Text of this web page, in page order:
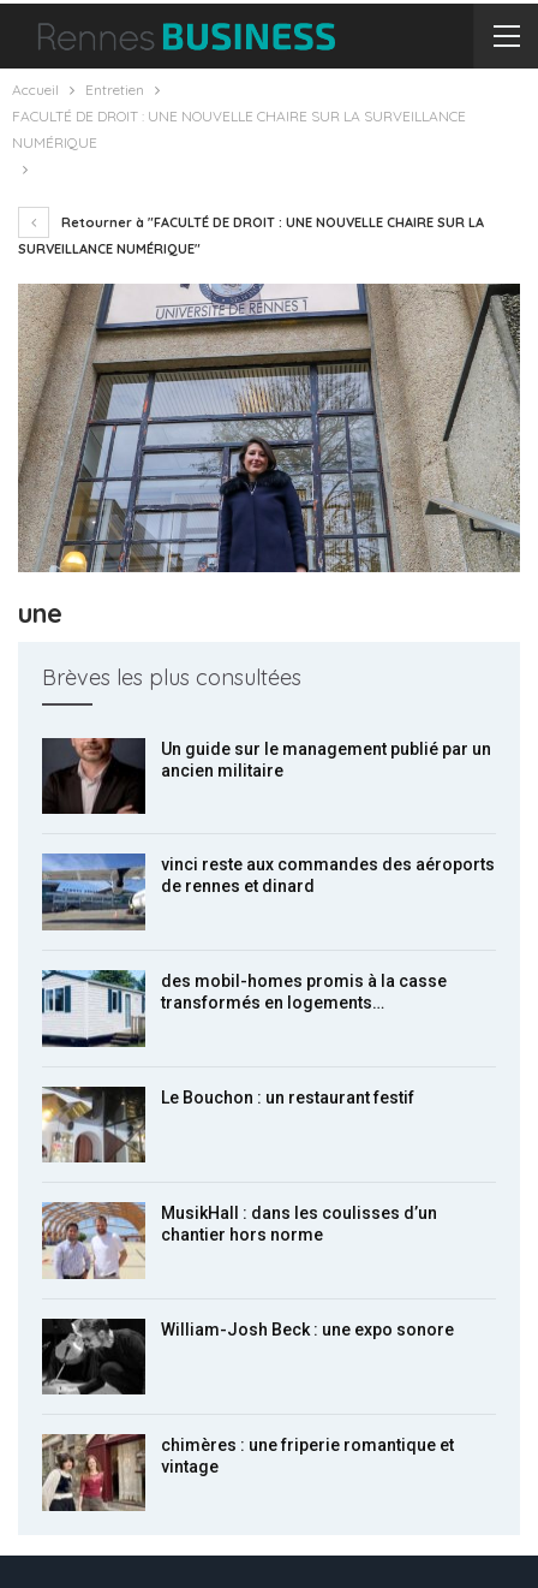
Accueil
Entretien
FACULTÉ DE DROIT : UNE NOUVELLE CHAIRE SUR LA SURVEILLANCE
NUMÉRIQUE
Retourner à "FACULTÉ DE DROIT : UNE NOUVELLE CHAIRE SUR LA
SURVEILLANCE NUMÉRIQUE"
une
Brèves les plus consultées
Un guide sur le management publié par un
ancien militaire
vinci reste aux commandes des aéroports
de rennes et dinard
des mobil-homes promis à la casse
transformés en logements…
Le Bouchon : un restaurant festif
MusikHall : dans les coulisses d’un
chantier hors norme
William-Josh Beck : une expo sonore
chimères : une friperie romantique et
vintage